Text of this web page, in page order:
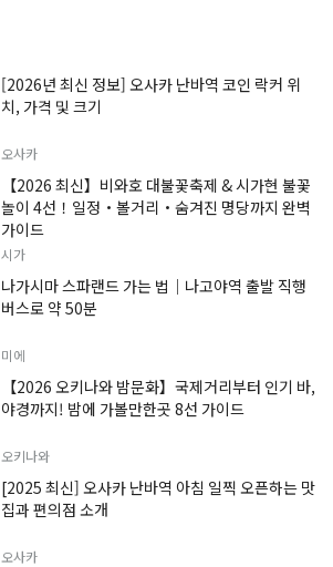
[2026년 최신 정보] 오사카 난바역 코인 락커 위
치, 가격 및 크기
오사카
【2026 최신】비와호 대불꽃축제 & 시가현 불꽃
놀이 4선！일정・볼거리・숨겨진 명당까지 완벽
가이드
시가
나가시마 스파랜드 가는 법｜나고야역 출발 직행
버스로 약 50분
미에
【2026 오키나와 밤문화】국제거리부터 인기 바,
야경까지! 밤에 가볼만한곳 8선 가이드
오키나와
[2025 최신] 오사카 난바역 아침 일찍 오픈하는 맛
집과 편의점 소개
오사카